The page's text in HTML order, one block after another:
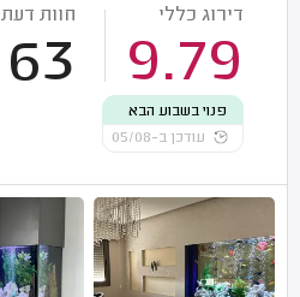
דירוג כללי
9.79
חוות דעת
63
פנוי בשבוע הבא
עודכן ב-05/08